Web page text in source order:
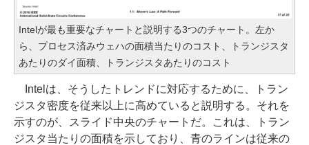
Intelが最も重要なチャートと説明する3つのチャート。左か
ら、プロセス済みウェハの面積当たりのコスト、トランジスタ
あたりのダイ面積、トランジスタあたりのコスト
Intelは、そうしたトレンドに対応するために、トラン
ジスタ密度を従来以上に高めていると説明する。それを
示すのが、スライド中央のチャートだ。これは、トラン
ジスタ当たりの面積を示しており、青のラインは従来の